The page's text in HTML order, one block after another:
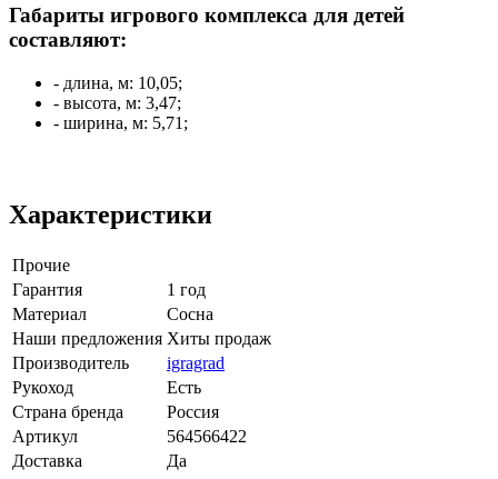
Габариты игрового комплекса для детей
составляют:
- длина, м: 10,05;
- высота, м: 3,47;
- ширина, м: 5,71;
Характеристики
Прочие
Гарантия
1 год
Материал
Сосна
Наши предложения Хиты продаж
Производитель
igragrad
Рукоход
Есть
Страна бренда
Россия
Артикул
564566422
Доставка
Да